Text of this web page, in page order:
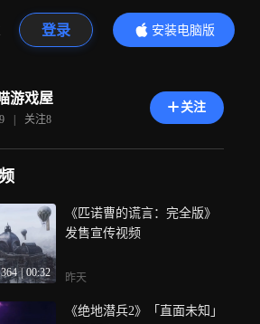
登录
安装电脑版
内容更精彩
游戏屋
| 关注8
关注
364 | 00:32
《匹诺曹的谎言：完全版》
发售宣传视频
昨天
《绝地潜兵2》「直面未知」